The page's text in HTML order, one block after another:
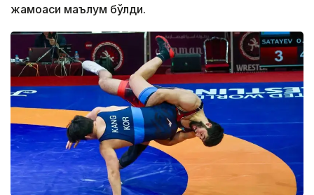
жамоаси маълум бўлди.